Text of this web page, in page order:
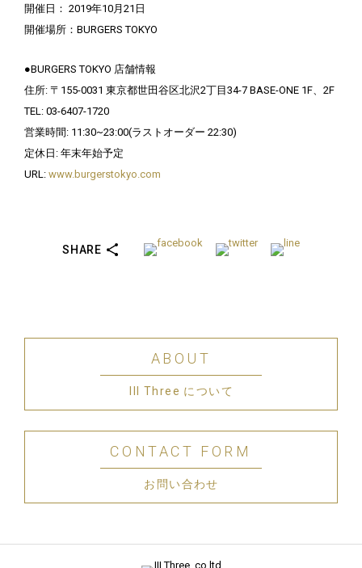
開催日： 2019年10月21日
開催場所：BURGERS TOKYO
●BURGERS TOKYO 店舗情報
住所: 〒155-0031 東京都世田谷区北沢2丁目34-7 BASE-ONE 1F、2F
TEL: 03-6407-1720
営業時間: 11:30~23:00(ラストオーダー 22:30)
定休日: 年末年始予定
URL: www.burgerstokyo.com
SHARE
ABOUT
III Three について
CONTACT FORM
お問い合わせ